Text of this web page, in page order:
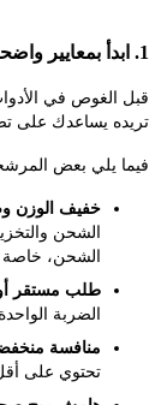
في الأدوات، ضع
يساعدك على تصفية ما
بعض المرشحات
خفيف الوزن وصغير
الشحن، خاصة
طلب مستقر أو دائم
الضربة الواحدة إلا
منافسة منخفضة إلى
تحتوي على أقل من 400 مراجعة.